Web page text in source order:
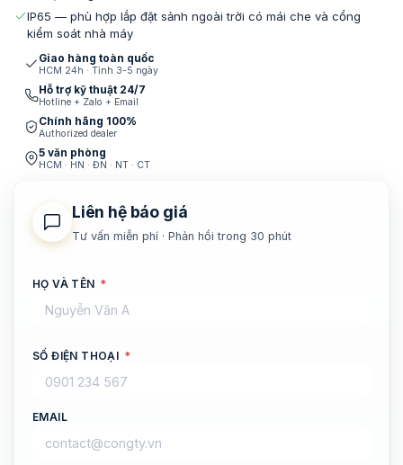
IP65 — phù hợp lắp đặt sảnh ngoài trời có mái che và cổng
kiểm soát nhà máy
Giao hàng toàn quốc
HCM 24h · Tỉnh 3-5 ngày
Hỗ trợ kỹ thuật 24/7
Hotline + Zalo + Email
Chính hãng 100%
Authorized dealer
5 văn phòng
HCM · HN · ĐN · NT · CT
Liên hệ báo giá
Tư vấn miễn phí · Phản hồi trong 30 phút
HỌ VÀ TÊN *
SỐ ĐIỆN THOẠI *
EMAIL